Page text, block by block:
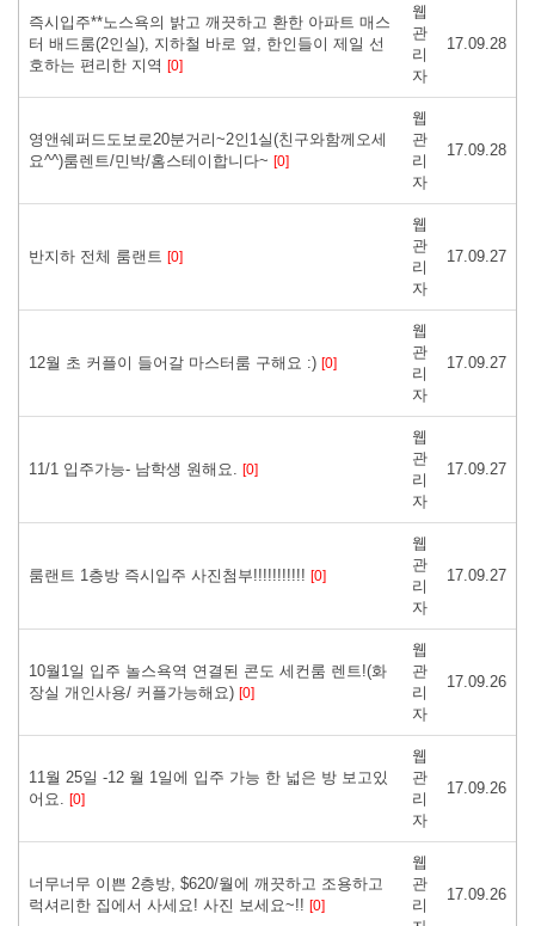
즉시입주**노스욕의 밝고 깨끗하고 환한 아파트 매스
터 배드룸(2인실), 지하철 바로 옆, 한인들이 제일 선
호하는 편리한 지역 [0]
웹
관
리
자
17.09.28
영앤쉐퍼드도보로20분거리~2인1실(친구와함께오세
요^^)룸렌트/민박/홈스테이합니다~ [0]
웹
관
리
자
17.09.28
반지하 전체 룸랜트 [0]
웹
관
리
자
17.09.27
12월 초 커플이 들어갈 마스터룸 구해요 :) [0]
웹
관
리
자
17.09.27
11/1 입주가능- 남학생 원해요. [0]
웹
관
리
자
17.09.27
룸랜트 1층방 즉시입주 사진첨부!!!!!!!!!!! [0]
웹
관
리
자
17.09.27
10월1일 입주 놀스욕역 연결된 콘도 세컨룸 렌트!(화
장실 개인사용/ 커플가능해요) [0]
웹
관
리
자
17.09.26
11월 25일 -12 월 1일에 입주 가능 한 넓은 방 보고있
어요. [0]
웹
관
리
자
17.09.26
너무너무 이쁜 2층방, $620/월에 깨끗하고 조용하고
럭셔리한 집에서 사세요! 사진 보세요~!! [0]
웹
관
리
17.09.26